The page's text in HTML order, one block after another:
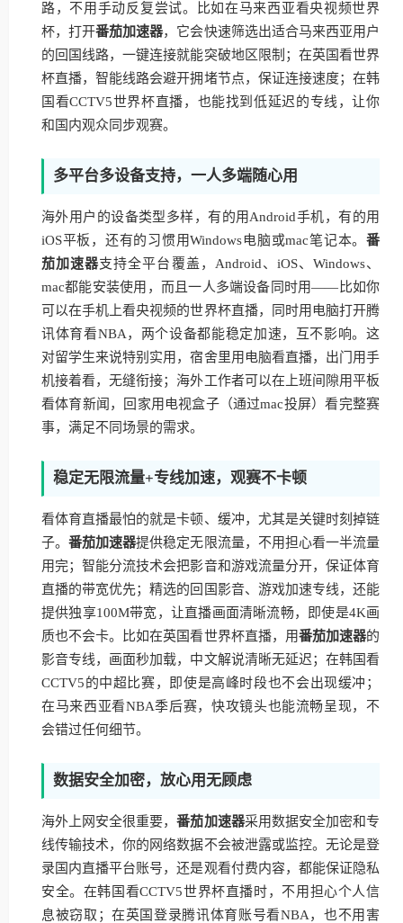
路，不用手动反复尝试。比如在马来西亚看央视频世界
杯，打开番茄加速器，它会快速筛选出适合马来西亚用户
的回国线路，一键连接就能突破地区限制；在英国看世界
杯直播，智能线路会避开拥堵节点，保证连接速度；在韩
国看CCTV5世界杯直播，也能找到低延迟的专线，让你
和国内观众同步观赛。
多平台多设备支持，一人多端随心用
海外用户的设备类型多样，有的用Android手机，有的用
iOS平板，还有的习惯用Windows电脑或mac笔记本。 番
茄加速器支持全平台覆盖，Android、iOS、Windows、
mac都能安装使用，而且一人多端设备同时用——比如你
可以在手机上看央视频的世界杯直播，同时用电脑打开腾
讯体育看NBA，两个设备都能稳定加速，互不影响。这
对留学生来说特别实用，宿舍里用电脑看直播，出门用手
机接着看，无缝衔接；海外工作者可以在上班间隙用平板
看体育新闻，回家用电视盒子（通过mac投屏）看完整赛
事，满足不同场景的需求。
稳定无限流量+专线加速，观赛不卡顿
看体育直播最怕的就是卡顿、缓冲，尤其是关键时刻掉链
子。番茄加速器提供稳定无限流量，不用担心看一半流量
用完；智能分流技术会把影音和游戏流量分开，保证体育
直播的带宽优先；精选的回国影音、游戏加速专线，还能
提供独享100M带宽，让直播画面清晰流畅，即使是4K画
质也不会卡。比如在英国看世界杯直播，用番茄加速器的
影音专线，画面秒加载，中文解说清晰无延迟；在韩国看
CCTV5的中超比赛，即使是高峰时段也不会出现缓冲；
在马来西亚看NBA季后赛，快攻镜头也能流畅呈现，不
会错过任何细节。
数据安全加密，放心用无顾虑
海外上网安全很重要，番茄加速器采用数据安全加密和专
线传输技术，你的网络数据不会被泄露或监控。无论是登
录国内直播平台账号，还是观看付费内容，都能保证隐私
安全。在韩国看CCTV5世界杯直播时，不用担心个人信
息被窃取；在英国登录腾讯体育账号看NBA，也不用害